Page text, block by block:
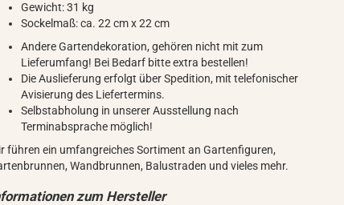
Gewicht: 31 kg
Sockelmaß: ca. 22 cm x 22 cm
Andere Gartendekoration, gehören nicht mit zum
Lieferumfang! Bei Bedarf bitte extra bestellen!
Die Auslieferung erfolgt über Spedition, mit telefonischer
Avisierung des Liefertermins.
Selbstabholung in unserer Ausstellung nach
Terminabsprache möglich!
führen ein umfangreiches Sortiment an Gartenfiguren,
Wandbrunnen, Balustraden und vieles mehr.